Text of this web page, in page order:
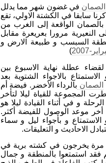
الصمان في غضون شهر مما يدلل
سابقا في الكشتة الاولي، تقع
الواقعة إلى الغرب من
النعيرية مرورا بعريعرة مقابل
السبسب و طبيعة الارض و
2007
)
عطلة نهاية الاسبوع بين
بالاجواء الشتوية بعد
الصمان بالرداء الأخضر. فيضة أم
المجموعة للقياة ليلا لتأخر
و في أثناء القيادة ليلا هو
أخر موعد الوصول للفيضة أكثر.
و بأجواء ليل و سماء
الاحاديث و التعليقات.
مرة يخرجون في كشته برية في
استمتعوا بالمنطقة و جمال